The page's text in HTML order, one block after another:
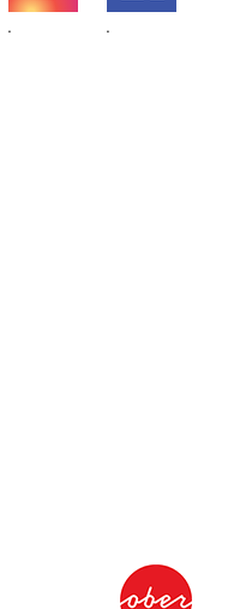
.
.